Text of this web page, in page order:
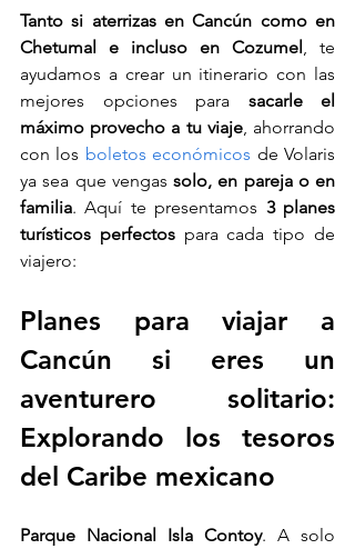
Tanto si aterrizas en Cancún como en
Chetumal e incluso en Cozumel , te
ayudamos a crear un itinerario con las
mejores opciones para sacarle el
máximo provecho a tu viaje, ahorrando
con los boletos económicos de Volaris
ya sea que vengas solo, en pareja o en
familia. Aquí te presentamos 3 planes
turísticos perfectos para cada tipo de
viajero:
Planes para viajar a
Cancún si eres un
aventurero solitario:
Explorando los tesoros
del Caribe mexicano
Parque Nacional Isla Contoy. A solo